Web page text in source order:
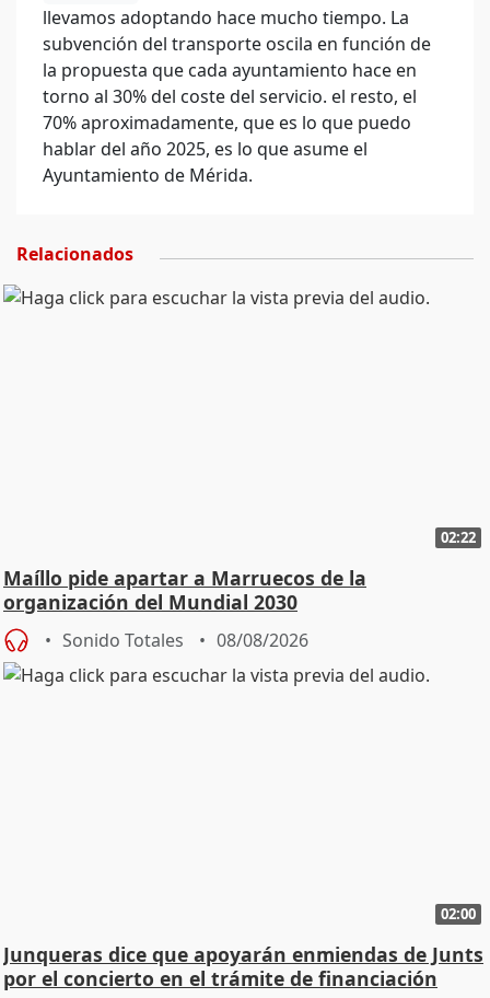
llevamos adoptando hace mucho tiempo. La
subvención del transporte oscila en función de
la propuesta que cada ayuntamiento hace en
torno al 30% del coste del servicio. el resto, el
70% aproximadamente, que es lo que puedo
hablar del año 2025, es lo que asume el
Ayuntamiento de Mérida.
Relacionados
02:22
Maíllo pide apartar a Marruecos de la
organización del Mundial 2030
Sonido Totales 08/08/2026
02:00
Junqueras dice que apoyarán enmiendas de Junts
por el concierto en el trámite de financiación